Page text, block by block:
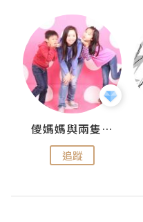
儍媽媽與兩隻小魔怪之家
追蹤